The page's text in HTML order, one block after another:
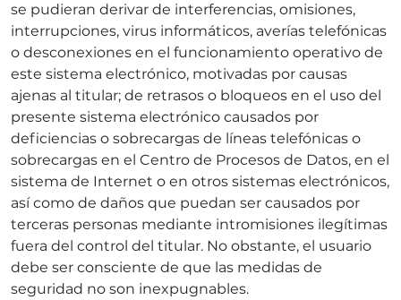
se pudieran derivar de interferencias, omisiones,
interrupciones, virus informáticos, averías telefónicas
o desconexiones en el funcionamiento operativo de
este sistema electrónico, motivadas por causas
ajenas al titular; de retrasos o bloqueos en el uso del
presente sistema electrónico causados por
deficiencias o sobrecargas de líneas telefónicas o
sobrecargas en el Centro de Procesos de Datos, en el
sistema de Internet o en otros sistemas electrónicos,
así como de daños que puedan ser causados por
terceras personas mediante intromisiones ilegítimas
fuera del control del titular. No obstante, el usuario
debe ser consciente de que las medidas de
seguridad no son inexpugnables.